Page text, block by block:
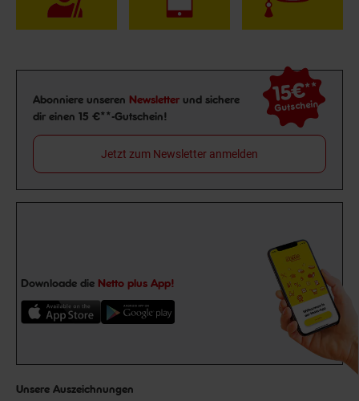
Newsletter Anmeldung
Abonniere unseren Newsletter und sichere
dir einen 15 €**-Gutschein!
15€**
Gutschein
Jetzt zum Newsletter anmelden
Downloade die Netto plus App!
Unsere Auszeichnungen